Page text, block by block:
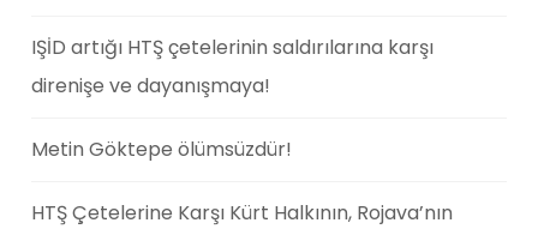
IŞİD artığı HTŞ çetelerinin saldırılarına karşı
direnişe ve dayanışmaya!
Metin Göktepe ölümsüzdür!
HTŞ Çetelerine Karşı Kürt Halkının, Rojava’nın